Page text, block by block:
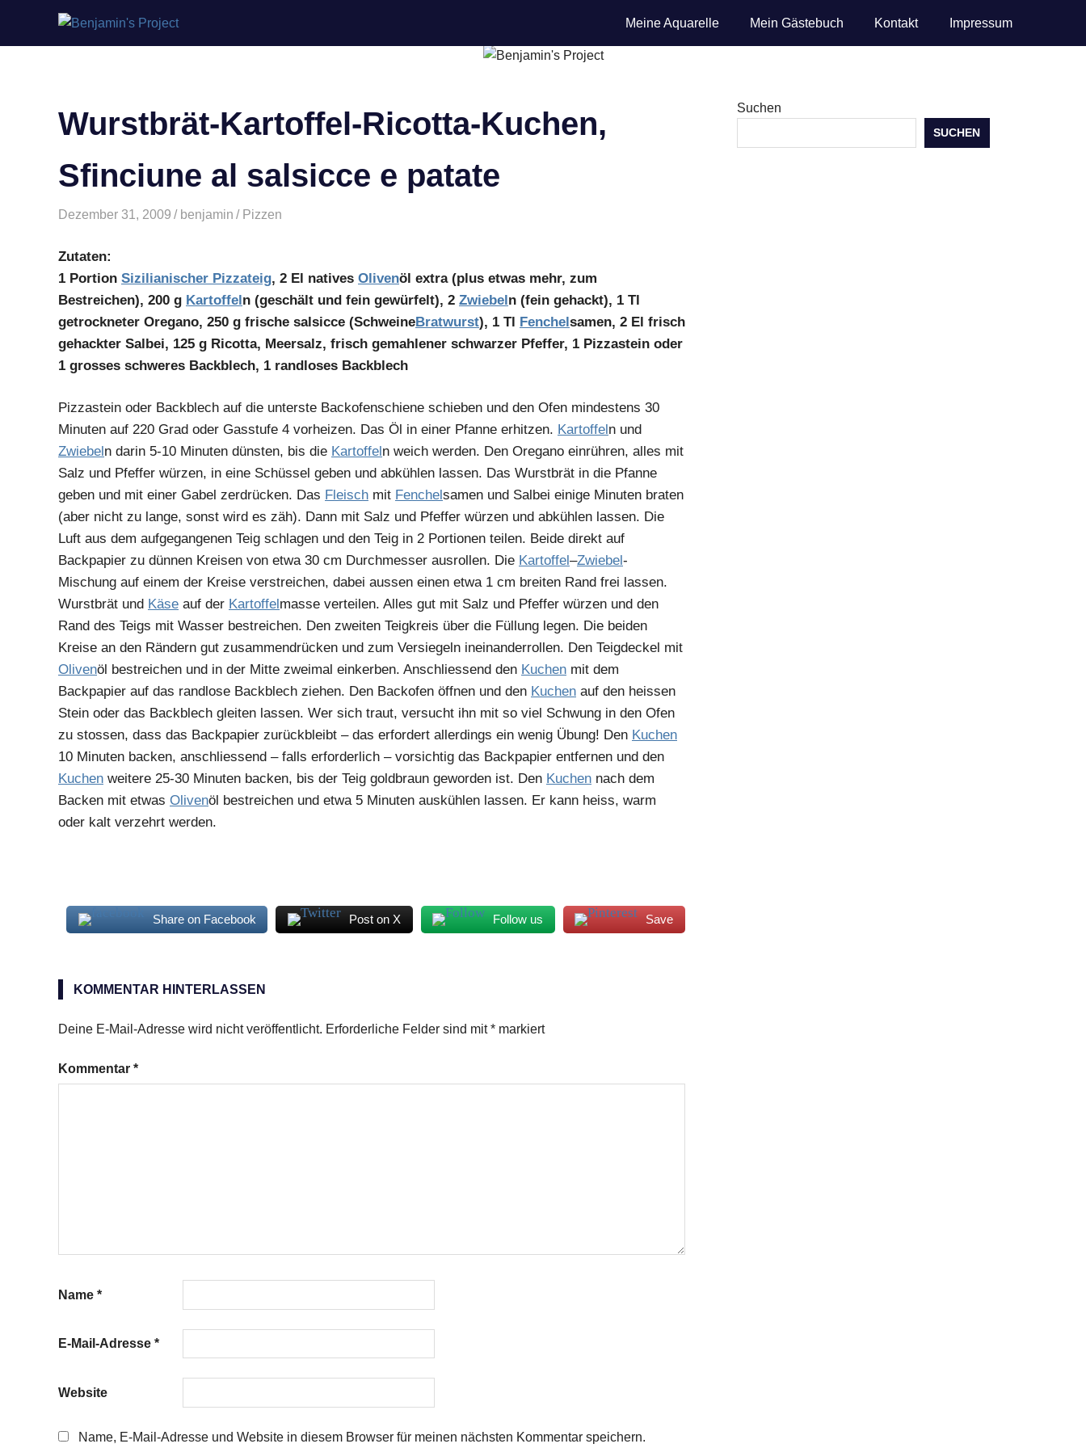
Meine Aquarelle Mein Gästebuch Kontakt Impressum
Wurstbrät-Kartoffel-Ricotta-Kuchen,
Sfinciune al salsicce e patate
Dezember 31, 2009 benjamin Pizzen
Zutaten:
1 Portion Sizilianischer Pizzateig, 2 El natives Olivenöl extra (plus etwas mehr, zum
Bestreichen), 200 g Kartoffeln (geschält und fein gewürfelt), 2 Zwiebeln (fein gehackt), 1 Tl
getrockneter Oregano, 250 g frische salsicce (SchweineBratwurst), 1 Tl Fenchelsamen, 2 El frisch
gehackter Salbei, 125 g Ricotta, Meersalz, frisch gemahlener schwarzer Pfeffer, 1 Pizzastein oder
1 grosses schweres Backblech, 1 randloses Backblech
Pizzastein oder Backblech auf die unterste Backofenschiene schieben und den Ofen mindestens 30
Minuten auf 220 Grad oder Gasstufe 4 vorheizen. Das Öl in einer Pfanne erhitzen. Kartoffeln und
Zwiebeln darin 5-10 Minuten dünsten, bis die Kartoffeln weich werden. Den Oregano einrühren, alles mit
Salz und Pfeffer würzen, in eine Schüssel geben und abkühlen lassen. Das Wurstbrät in die Pfanne
geben und mit einer Gabel zerdrücken. Das Fleisch mit Fenchelsamen und Salbei einige Minuten braten
(aber nicht zu lange, sonst wird es zäh). Dann mit Salz und Pfeffer würzen und abkühlen lassen. Die
Luft aus dem aufgegangenen Teig schlagen und den Teig in 2 Portionen teilen. Beide direkt auf
Backpapier zu dünnen Kreisen von etwa 30 cm Durchmesser ausrollen. Die Kartoffel–Zwiebel-
Mischung auf einem der Kreise verstreichen, dabei aussen einen etwa 1 cm breiten Rand frei lassen.
Wurstbrät und Käse auf der Kartoffelmasse verteilen. Alles gut mit Salz und Pfeffer würzen und den
Rand des Teigs mit Wasser bestreichen. Den zweiten Teigkreis über die Füllung legen. Die beiden
Kreise an den Rändern gut zusammendrücken und zum Versiegeln ineinanderrollen. Den Teigdeckel mit
Olivenöl bestreichen und in der Mitte zweimal einkerben. Anschliessend den Kuchen mit dem
Backpapier auf das randlose Backblech ziehen. Den Backofen öffnen und den Kuchen auf den heissen
Stein oder das Backblech gleiten lassen. Wer sich traut, versucht ihn mit so viel Schwung in den Ofen
zu stossen, dass das Backpapier zurückbleibt – das erfordert allerdings ein wenig Übung! Den Kuchen
10 Minuten backen, anschliessend – falls erforderlich – vorsichtig das Backpapier entfernen und den
Kuchen weitere 25-30 Minuten backen, bis der Teig goldbraun geworden ist. Den Kuchen nach dem
Backen mit etwas Olivenöl bestreichen und etwa 5 Minuten auskühlen lassen. Er kann heiss, warm
oder kalt verzehrt werden.
Share on Facebook Post on X Follow us Save
Ricotta
KOMMENTAR HINTERLASSEN
Deine E-Mail-Adresse wird nicht veröffentlicht. Erforderliche Felder sind mit* markiert
Kommentar *
Name *
E-Mail-Adresse *
Website
Name, E-Mail-Adresse und Website in diesem Browser für meinen nächsten Kommentar speichern.
Suchen
SUCHEN